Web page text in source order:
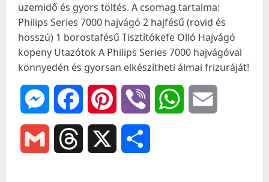
üzemidő és gyors töltés. A csomag tartalma:
Philips Series 7000 hajvágó 2 hajfésű (rövid és
hosszú) 1 borostafésű Tisztítókefe Olló Hajvágó
köpeny Utazótok A Philips Series 7000 hajvágóval
könnyedén és gyorsan elkészítheti álmai frizuráját!
MessengerFacebookPinterest Viber WhatsApp
Gmail Threads